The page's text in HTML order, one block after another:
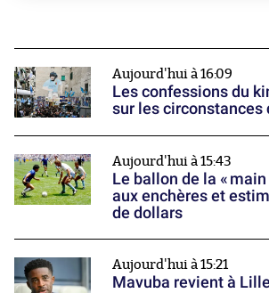
Aujourd'hui à 16:09
Les confessions du
sur les circonstances
Aujourd'hui à 15:43
Le ballon de la «
aux enchères et
de dollars
Aujourd'hui à 15:21
Mavuba revient à Lille